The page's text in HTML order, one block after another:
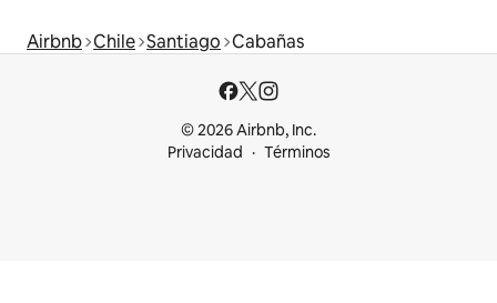
Airbnb Chile Santiago Cabañas
© 2026 Airbnb, Inc.
Privacidad
Términos